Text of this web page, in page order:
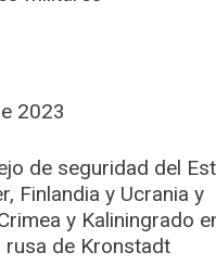
2023
de seguridad del
Finlandia y Ucrania y
y Kaliningrado
rusa de Kronstadt